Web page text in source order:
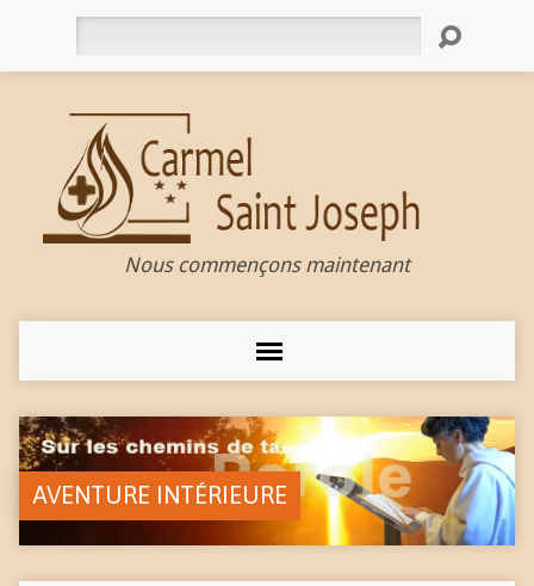
Nous commençons maintenant
AVENTURE INTÉRIEURE